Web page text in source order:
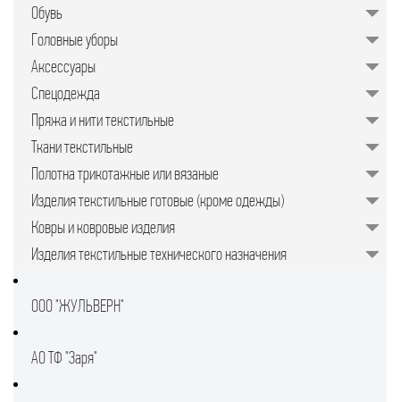
Подобрать качественные изделия в
Обувь
Головные уборы
Аксессуары
Спецодежда
Пряжа и нити текстильные
Ткани текстильные
Полотна трикотажные или вязаные
Изделия текстильные готовые (кроме одежды)
Ковры и ковровые изделия
Изделия текстильные технического назначения
ООО "ЖУЛЬВЕРН"
АО ТФ "Заря"